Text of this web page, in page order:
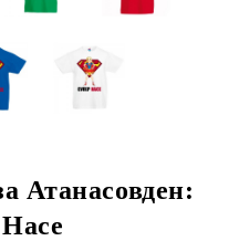
Атанасовден: